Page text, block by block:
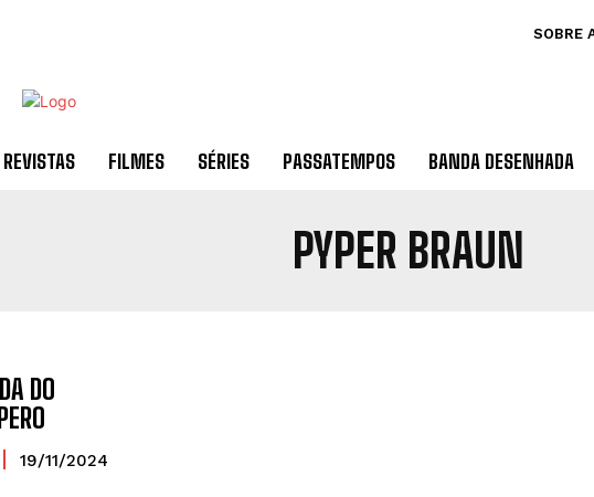
SOBRE
REVISTAS FILMES SÉRIES PASSATEMPOS BANDA DESENHADA
PYPER BRAUN
DO
19/11/2024